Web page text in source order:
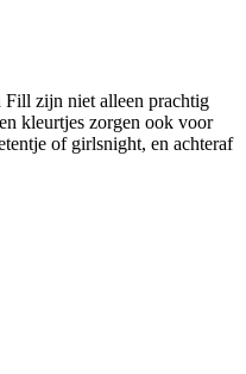
Fill zijn niet alleen prachtig
kleurtjes zorgen ook voor
of girlsnight, en achteraf